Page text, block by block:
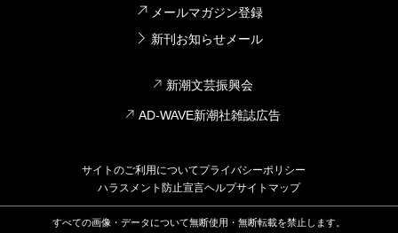
メールマガジン登録
新刊お知らせメール
新潮文芸振興会
AD-WAVE新潮社雑誌広告
サイトのご利用についてプライバシーポリシー
ハラスメント防止宣言ヘルプサイトマップ
すべての画像・データについて無断使用・無断転載を禁止します。